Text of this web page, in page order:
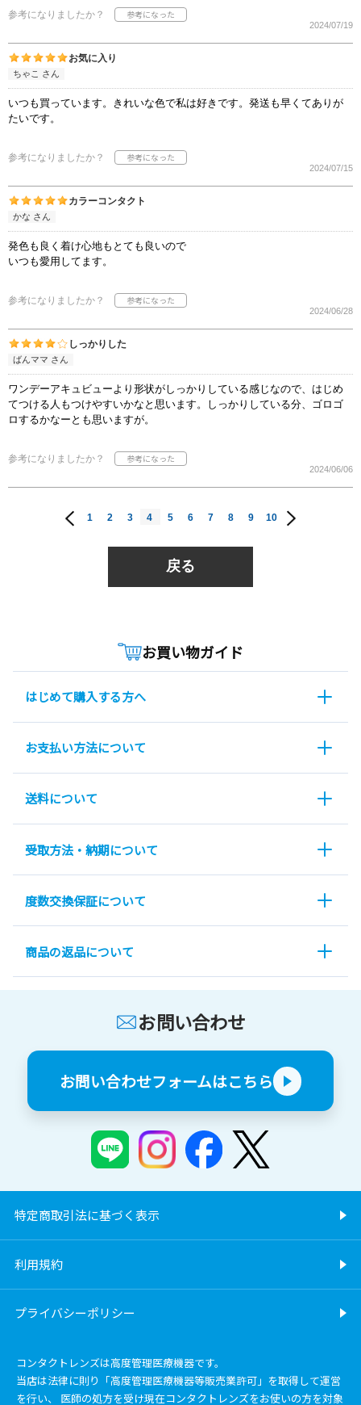
参考になりましたか？
2024/07/19
お気に入り
ちゃこ さん
いつも買っています。きれいな色で私は好きです。発送も早くてありが
たいです。
参考になりましたか？
2024/07/15
カラーコンタクト
かな さん
発色も良く着け心地もとても良いので
いつも愛用してます。
参考になりましたか？
2024/06/28
しっかりした
ばんママ さん
ワンデーアキュビューより形状がしっかりしている感じなので、はじめ
てつける人もつけやすいかなと思います。しっかりしている分、ゴロゴ
ロするかなーとも思いますが。
参考になりましたか？
2024/06/06
1 2 3 4 5 6 7 8 9 10
戻る
お買い物ガイド
はじめて購入する方へ
お支払い方法について
送料について
受取方法・納期について
度数交換保証について
商品の返品について
お問い合わせ
お問い合わせフォームはこちら
特定商取引法に基づく表示
利用規約
プライバシーポリシー
コンタクトレンズは高度管理医療機器です。
当店は法律に則り「高度管理医療機器等販売業許可」を取得して運営
を行い、 医師の処方を受け現在コンタクトレンズをお使いの方を対象